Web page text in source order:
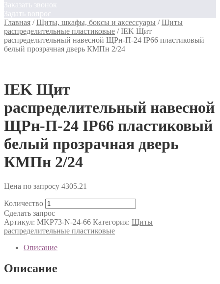
Заказать звонок
Задать вопрос
Главная /Щиты, шкафы, боксы и аксессуары /Щиты
распределительные пластиковые /IEK Щит
распределительный навесной ЩРн-П-24 IP66 пластиковый
белый прозрачная дверь КМПн 2/24
IEK Щит
распределительный навесной
ЩРн-П-24 IP66 пластиковый
белый прозрачная дверь
КМПн 2/24
Цена по запросу 4305.21
Количество
Сделать запрос
Артикул: MKP73-N-24-66 Категория: Щиты
распределительные пластиковые
Описание
Описание